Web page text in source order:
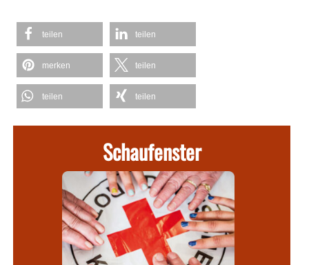
teilen teilen
merken teilen
teilen teilen
Schaufenster